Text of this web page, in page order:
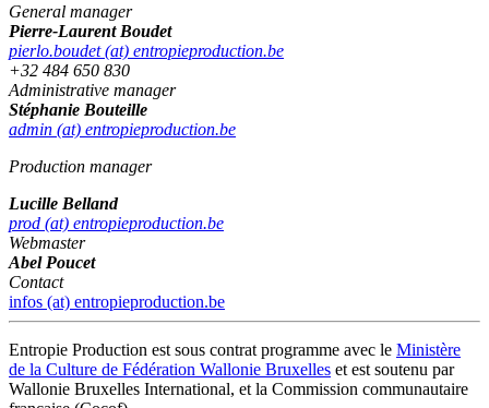
General manager
Pierre-Laurent Boudet
pierlo.boudet (at) entropieproduction.be
+32 484 650 830
Administrative manager
Stéphanie Bouteille
admin (at) entropieproduction.be
Production manager
Lucille Belland
prod (at) entropieproduction.be
Webmaster
Abel Poucet
Contact
infos (at) entropieproduction.be
Entropie Production est sous contrat programme avec le Ministère
de la Culture de Fédération Wallonie Bruxelles et est soutenu par
Wallonie Bruxelles International, et la Commission communautaire